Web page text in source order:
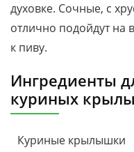
духовке. Сочные, с
отлично подойдут на
к пиву.
Ингредиенты
куриных
Куриные крылышки